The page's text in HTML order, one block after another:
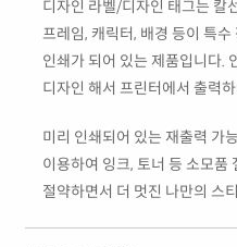
디자인 라벨/디자인 태그는 칼
프레임, 캐릭터, 배경 등이 특
인쇄가 되어 있는 제품입니다.
디자인 해서 프린터에서 출력
미리 인쇄되어 있는 재출력 가
이용하여 잉크, 토너 등 소모품
절약하면서 더 멋진 나만의 스